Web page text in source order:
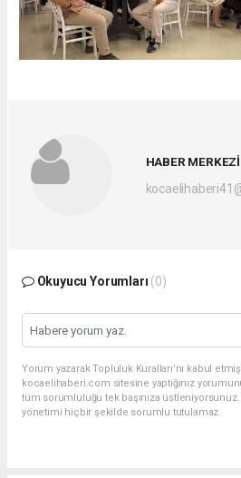
HABER MERKEZİ
Okuyucu Yorumları (0)
Yorum yazarak Topluluk Kuralları’nı kabul
kocaelihaberi.com sitesine yaptığınız
tüm sorumluluğu tek başınıza
yönetimi hiçbir şekilde sorumlu tutulamaz.